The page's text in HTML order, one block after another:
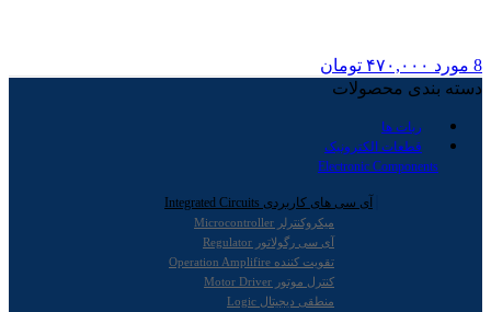
8 مورد ۴۷۰,۰۰۰ تومان
دسته بندی محصولات
ربات ها
قطعات الکترونیک
Electronic Components
آی سی های کاربردی Integrated Circuits
میکروکنترلر Microcontroller
آی سی رگولاتور Regulator
تقویت کننده Operation Amplifire
کنترل موتور Motor Driver
منطقی دیجیتال Logic